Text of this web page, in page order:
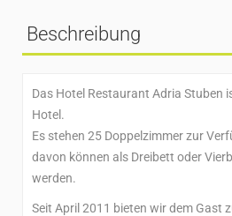
Beschreibung
Das Hotel Restaurant Adria Stuben
Hotel.
Es stehen 25 Doppelzimmer zur
davon können als Dreibett oder
werden.
Seit April 2011 bieten wir dem Gast